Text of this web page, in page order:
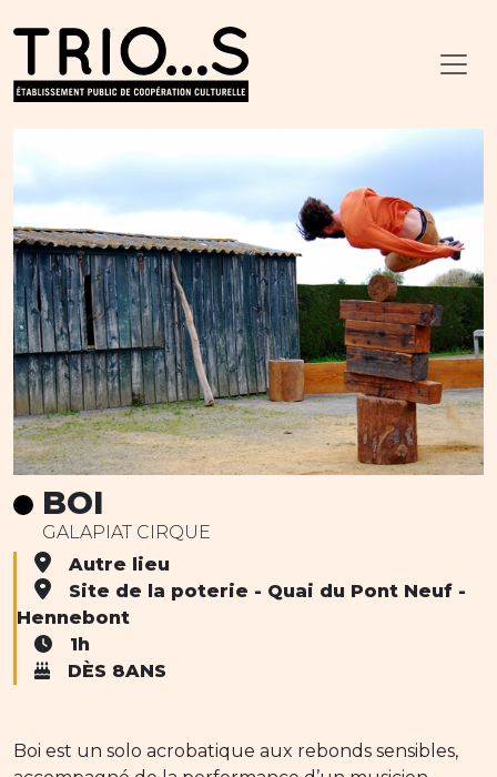
BOI
GALAPIAT CIRQUE
Autre lieu
Site de la poterie - Quai du Pont Neuf -
Hennebont
1h
DÈS 8ANS
Boi est un solo acrobatique aux rebonds sensibles,